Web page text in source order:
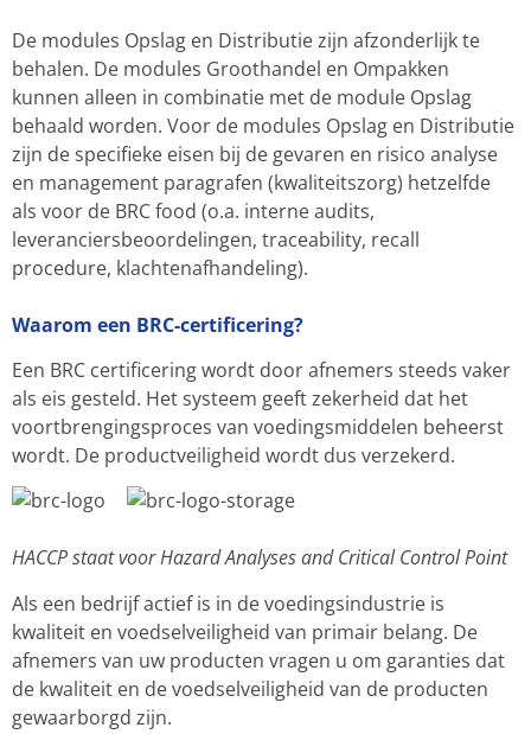
De modules Opslag en Distributie zijn afzonderlijk te
behalen. De modules Groothandel en Ompakken
kunnen alleen in combinatie met de module Opslag
behaald worden. Voor de modules Opslag en Distributie
zijn de specifieke eisen bij de gevaren en risico analyse
en management paragrafen (kwaliteitszorg) hetzelfde
als voor de BRC food (o.a. interne audits,
leveranciersbeoordelingen, traceability, recall
procedure, klachtenafhandeling).
Waarom een BRC-certificering?
Een BRC certificering wordt door afnemers steeds vaker
als eis gesteld. Het systeem geeft zekerheid dat het
voortbrengingsproces van voedingsmiddelen beheerst
wordt. De productveiligheid wordt dus verzekerd.
HACCP staat voor Hazard Analyses and Critical Control Point
Als een bedrijf actief is in de voedingsindustrie is
kwaliteit en voedselveiligheid van primair belang. De
afnemers van uw producten vragen u om garanties dat
de kwaliteit en de voedselveiligheid van de producten
gewaarborgd zijn.